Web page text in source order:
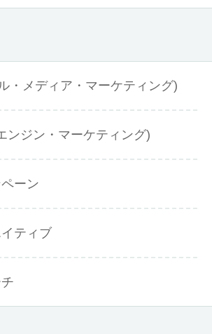
・メディア・マーケティング)
ンジン・マーケティング)
ーン
ティブ